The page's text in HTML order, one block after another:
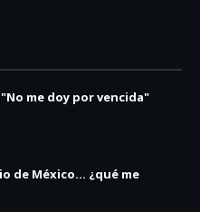
me doy por vencida"
de México... ¿qué me